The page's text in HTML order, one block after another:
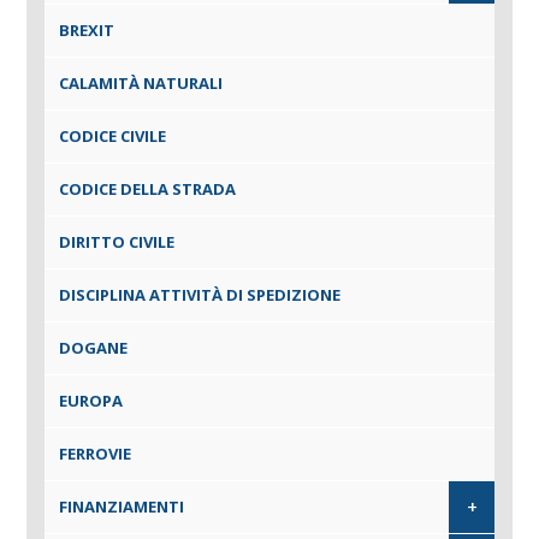
BREXIT
CALAMITÀ NATURALI
CODICE CIVILE
CODICE DELLA STRADA
DIRITTO CIVILE
DISCIPLINA ATTIVITÀ DI SPEDIZIONE
DOGANE
EUROPA
FERROVIE
FINANZIAMENTI +